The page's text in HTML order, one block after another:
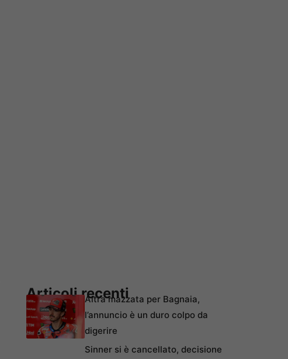
Articoli recentiAltra mazzata per Bagnaia,
l’annuncio è un duro colpo da
digerire
Sinner si è cancellato, decisione